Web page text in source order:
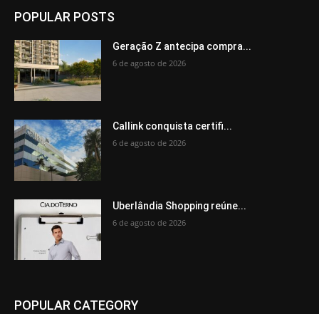
POPULAR POSTS
Geração Z antecipa compra...
6 de agosto de 2026
Callink conquista certifi...
6 de agosto de 2026
Uberlândia Shopping reúne...
6 de agosto de 2026
POPULAR CATEGORY